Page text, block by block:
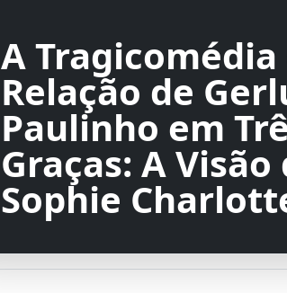
A Tragicomédia
Relação de
Paulinho em
Graças: A Visão
Sophie